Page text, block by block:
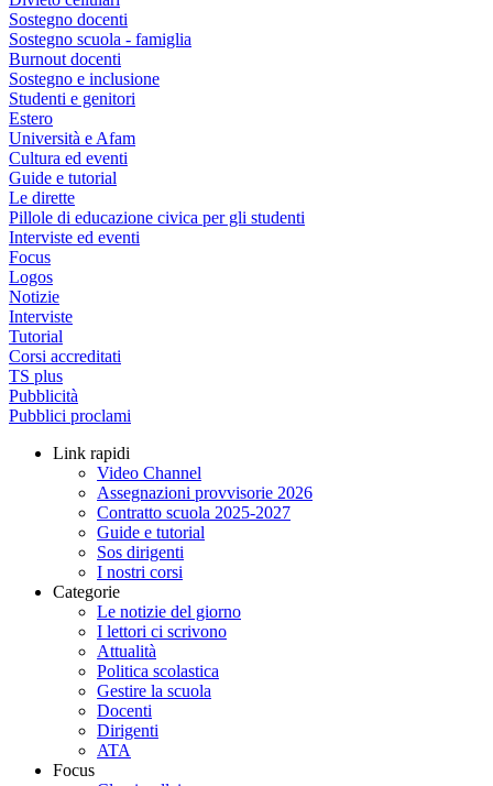
Sostegno docenti
Sostegno scuola - famiglia
Burnout docenti
Sostegno e inclusione
Studenti e genitori
Estero
Università e Afam
Cultura ed eventi
Guide e tutorial
Le dirette
Pillole di educazione civica per gli studenti
Interviste ed eventi
Focus
Logos
Notizie
Interviste
Tutorial
Corsi accreditati
TS plus
Pubblicità
Pubblici proclami
Link rapidi
Video Channel
Assegnazioni provvisorie 2026
Contratto scuola 2025-2027
Guide e tutorial
Sos dirigenti
I nostri corsi
Categorie
Le notizie del giorno
I lettori ci scrivono
Attualità
Politica scolastica
Gestire la scuola
Docenti
Dirigenti
ATA
Focus